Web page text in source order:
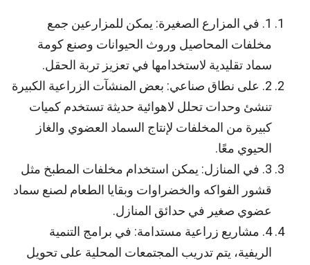
1. في المزارع الصغيرة: يمكن للمزارعين جمع
مخلفات المحاصيل وروث الحيوانات وصنع كومة
سماد تقليدية لاستخدامها في تعزيز تربة الحقل.
2. على نطاق صناعي: بعض المنشآت الزراعية الكبيرة
تنشئ وحدات تحلل لاهوائية حديثة تستخدم كميات
كبيرة من المخلفات لإنتاج السماد العضوي والغاز
الحيوي معًا.
3. في المنازل: يمكن استخدام مخلفات المطبخ مثل
قشور الفواكه والخضراوات وبقايا الطعام لصنع سماد
عضوي صغير في حدائق المنازل.
4. مشاريع زراعية مستدامة: في برامج التنمية
الريفية، يتم تدريب المجتمعات المحلية على تحويل